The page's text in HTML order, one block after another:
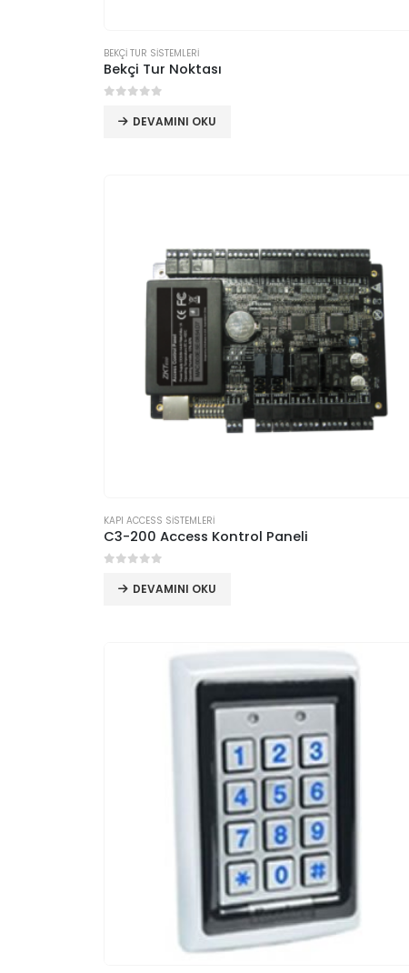
BEKÇİ TUR SİSTEMLERİ
Bekçi Tur Noktası
DEVAMINI OKU
KAPI ACCESS SİSTEMLERİ
C3-200 Access Kontrol Paneli
DEVAMINI OKU